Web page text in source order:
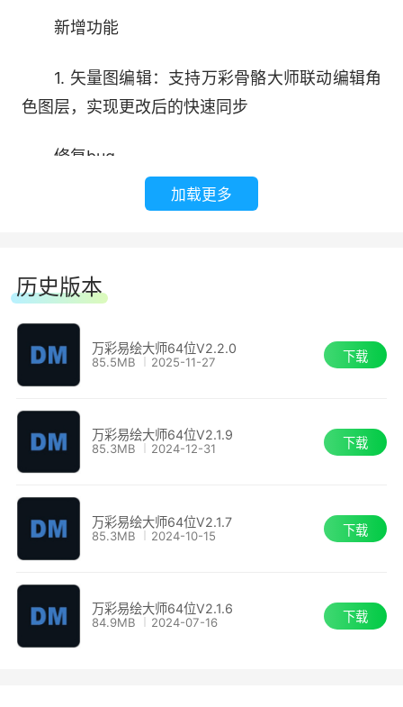
界面简洁操作简单，灵活的绘图工具，
新增功能
1. 矢量图编辑：支持万彩骨骼大师联动编辑角
色图层，实现更改后的快速同步
修复bug
1. 工程保存：修复打开有蒙版效果的svg保存
2. 其他：修复了部分已知缺陷
万彩易绘大师 2.1.7
新增功能
1. 矢量图编辑：支持万彩骨骼大师联动编辑角
色图层，实现更改后的快速同步
修复bug
1. 工程保存：修复打开有蒙版效果的svg保存
工程图层顺序异常问题。
2. 其他：修复了部分已知缺陷
加载更多
历史版本
万彩易绘大师64位V2.2.0
85.5MB 2025-11-27 下载
万彩易绘大师64位V2.1.9
85.3MB 2024-12-31 下载
万彩易绘大师64位V2.1.7
85.3MB 2024-10-15 下载
万彩易绘大师64位V2.1.6
84.9MB 2024-07-16 下载